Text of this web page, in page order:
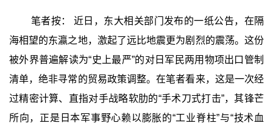
笔者按： 近日，东大相关部门发布的一纸公告，在隔
海相望的东瀛之地，激起了远比地震更为剧烈的震荡。这份
被外界普遍解读为“史上最严”的对日军民两用物项出口管制
清单，绝非寻常的贸易政策调整。在笔者看来，这是一次经
过精密计算、直指对手战略软肋的“手术刀式打击”，其锋芒
所向，正是日本军事野心赖以膨胀的“工业脊柱”与“技术血